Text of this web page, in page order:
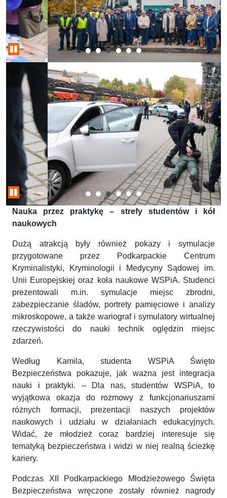
Nauka przez praktykę – strefy studentów i kół
naukowych
Dużą atrakcją były również pokazy i symulacje
przygotowane przez Podkarpackie Centrum
Kryminalistyki, Kryminologii i Medycyny Sądowej im.
Unii Europejskiej oraz koła naukowe WSPiA. Studenci
prezentowali m.in. symulacje miejsc zbrodni,
zabezpieczanie śladów, portrety pamięciowe i analizy
mikroskopowe, a także wariograf i symulatory wirtualnej
rzeczywistości do nauki technik oględzin miejsc
zdarzeń.
Według Kamila, studenta WSPiA Święto
Bezpieczeństwa pokazuje, jak ważna jest integracja
nauki i praktyki. – Dla nas, studentów WSPiA, to
wyjątkowa okazja do rozmowy z funkcjonariuszami
różnych formacji, prezentacji naszych projektów
naukowych i udziału w działaniach edukacyjnych.
Widać, że młodzież coraz bardziej interesuje się
tematyką bezpieczeństwa i widzi w niej realną ścieżkę
kariery.
Podczas XII Podkarpackiego Młodzieżowego Święta
Bezpieczeństwa wręczone zostały również nagrody